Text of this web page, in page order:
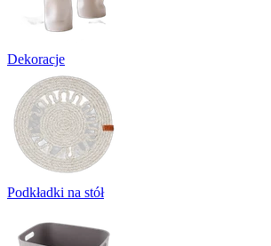
Dekoracje
Podkładki na stół